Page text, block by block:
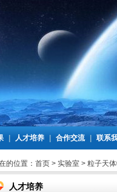
人才培养 合作交流 联系
的位置： 首页> 实验室> 粒子天
人才培养